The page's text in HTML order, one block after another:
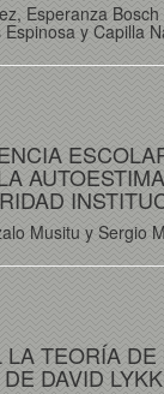
Esperanza
y Capilla
Musitu y Sergio
TEORÍA DE
DAVID